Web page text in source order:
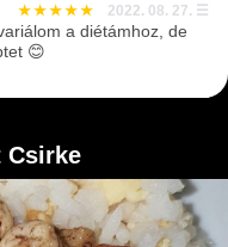
2022. 08. 27. ☰
a diétámhoz, de
😊
Csirke